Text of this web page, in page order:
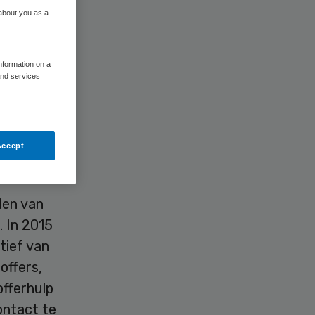
van
In 2015
van
te
you as a
on a
services